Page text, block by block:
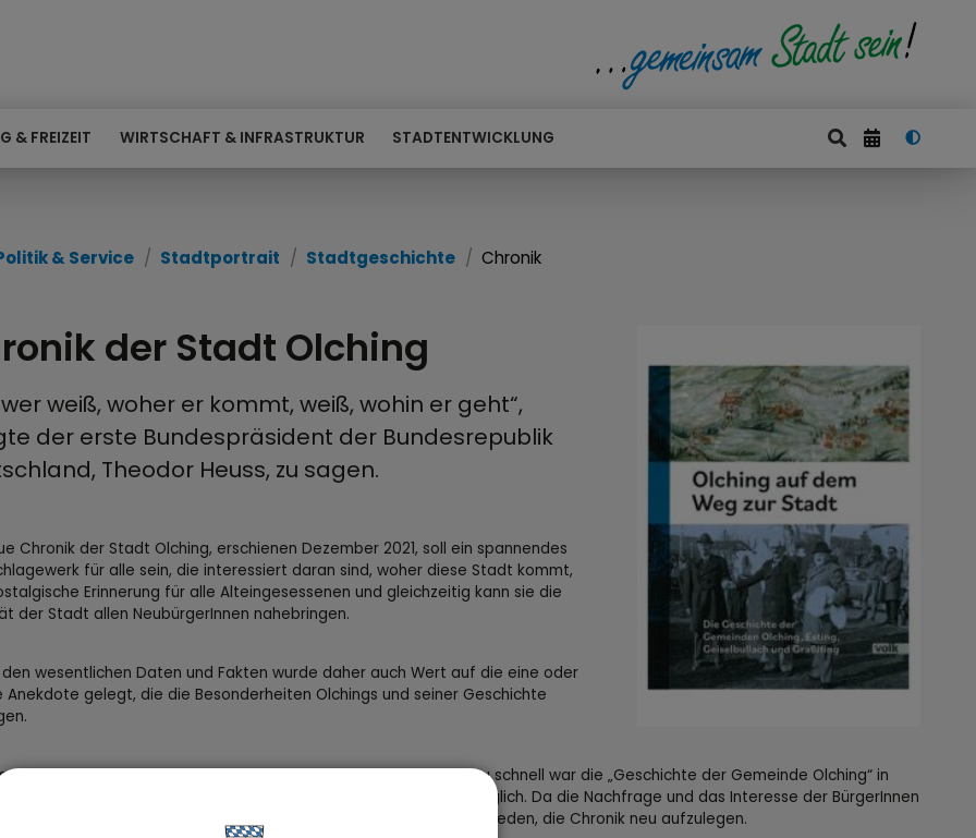
& FREIZEIT WIRTSCHAFT & INFRASTRUKTUR STADTENTWICKLUNG
& Service Stadtportrait Stadtgeschichte Chronik
der Stadt Olching
wer weiß, woher er kommt, weiß, wohin er geht“,
der erste Bundespräsident der Bundesrepublik
Theodor Heuss, zu sagen.
Chronik der Stadt Olching, erschienen Dezember 2021, soll ein spannendes
für alle sein, die interessiert daran sind, woher diese Stadt kommt,
Erinnerung für alle Alteingesessenen und gleichzeitig kann sie die
der Stadt allen NeubürgerInnen nahebringen.
wesentlichen Daten und Fakten wurde daher auch Wert auf die eine oder
Anekdote gelegt, die die Besonderheiten Olchings und seiner Geschichte
vielen Jahren wurden Rufe nach einer neuen Chronik laut. Allzu schnell war die „Geschichte der Gemeinde Olching“ in
vergriffen. Ein Nachdruck war damals nicht mehr möglich. Da die Nachfrage und das Interesse der BürgerInnen
von Olching bis heute ungebrochen sind, wurde entschieden, die Chronik neu aufzulegen.